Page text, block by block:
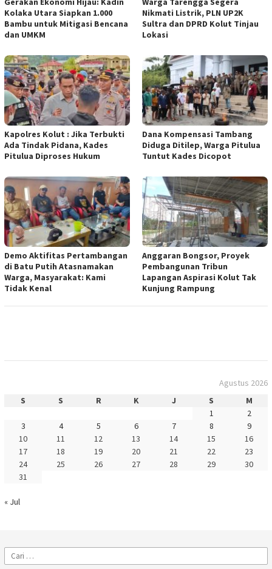
Kolaka Utara Siapkan 1.000
Bambu untuk Mitigasi Bencana
dan UMKM
Nikmati Listrik, PLN UP2K
Sultra dan DPRD Kolut Tinjau
Lokasi
Kapolres Kolut : Jika Terbukti
Ada Tindak Pidana, Kades
Pitulua Diproses Hukum
Dana Kompensasi Tambang
Diduga Ditilep, Warga Pitulua
Tuntut Kades Dicopot
Demo Aktifitas Pertambangan
di Batu Putih Atasnamakan
Warga, Masyarakat: Kami
Tidak Kenal
Anggaran Bongsor, Proyek
Pembangunan Tribun
Lapangan Aspirasi Kolut Tak
Kunjung Rampung
Agustus 2026
S
S R K J S
M
1
2
3
4 5 6 7 8
9
10
11 12 13 14 15
16
17
18 19 20 21 22
23
24
25 26 27 28 29
30
31
« Jul
Cari
untuk: